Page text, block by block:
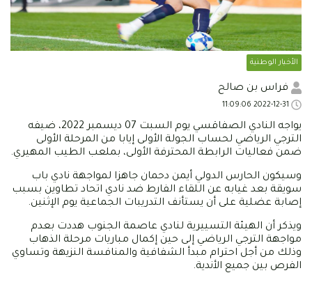
الأخبار الوطنية
فراس بن صالح
يواجه النادي الصفاقسي يوم السبت 07 ديسمبر 2022، ضيفه
الترجي الرياضي لحساب الجولة الأولى إيابا من المرحلة الأولى
ضمن فعاليات الرابطة المحترفة الأولى، بملعب الطيب المهيري.
وسيكون الحارس الدولي أيمن دحمان جاهزا لمواجهة نادي باب
سويقة بعد غيابه عن اللقاء الفارط ضد نادي اتحاد تطاوين بسبب
إصابة عضلية على أن يستأنف التدريبات الجماعية يوم الإثنين.
ويذكر أن الهيئة التسييرية لنادي عاصمة الجنوب هددت بعدم
مواجهة الترجي الرياضي إلى حين إكمال مباريات مرحلة الذهاب
وذلك من أجل احترام مبدأ الشفافية والمنافسة النزيهة وتساوي
الفرص بين جميع الأندية.